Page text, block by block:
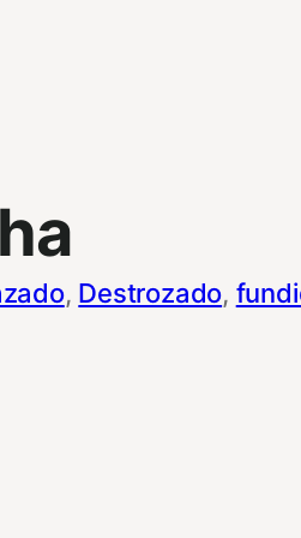
, Destrozado,